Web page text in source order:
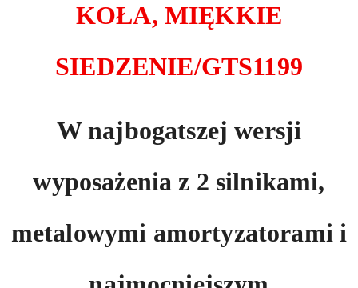
KOŁA, MIĘKKIE
SIEDZENIE/GTS1199
W najbogatszej wersji
wyposażenia z 2 silnikami,
metalowymi amortyzatorami i